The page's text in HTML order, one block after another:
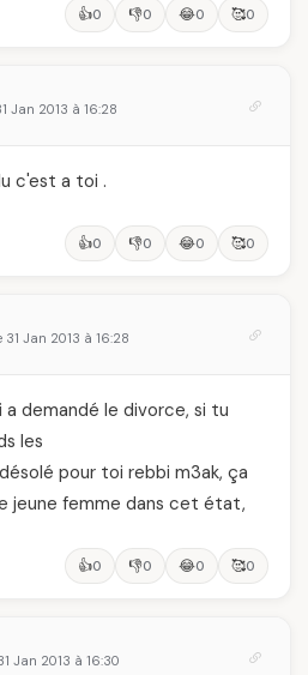
👍0 👎0 😂0 🥰0
Jan 2013 à 16:28
c'est a toi .
👍0 👎0 😂0 🥰0
31 Jan 2013 à 16:28
demandé le divorce, si tu
les
pour toi rebbi m3ak, ça
jeune femme dans cet état,
👍0 👎0 😂0 🥰0
Jan 2013 à 16:30